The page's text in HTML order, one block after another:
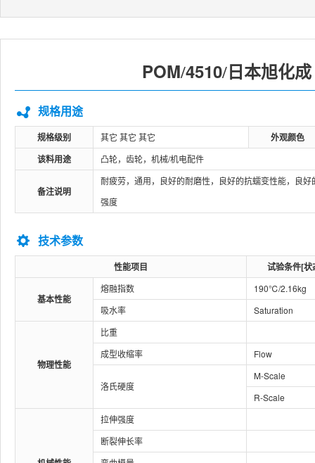
POM/4510/日本旭化成
规格用途
规格级别 其它 其它 其它
外观颜色
该料用途
凸轮，齿轮，机械/机电配件
备注说明
耐疲劳，通用，良好的耐磨性，良好的抗蠕变性能，良
强度
技术参数
性能项目 试验条件[状
基本性能
熔融指数
190℃/2.16kg
吸水率
Saturation
物理性能
比重
成型收缩率
Flow
洛氏硬度
M-Scale
R-Scale
拉伸强度
断裂伸长率